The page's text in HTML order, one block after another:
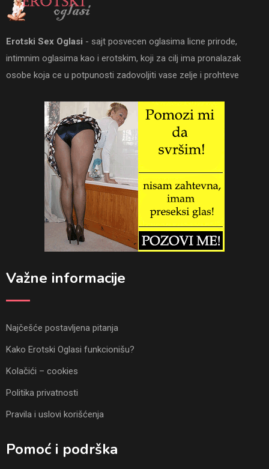
Erotski Sex Oglasi - sajt posvecen oglasima licne prirode,
intimnim oglasima kao i erotskim, koji za cilj ima pronalazak
osobe koja ce u potpunosti zadovoljiti vase zelje i prohteve
Važne informacije
Najčešće postavljena pitanja
Kako Erotski Oglasi funkcionišu?
Kolačići – cookies
Politika privatnosti
Pravila i uslovi korišćenja
Pomoć i podrška